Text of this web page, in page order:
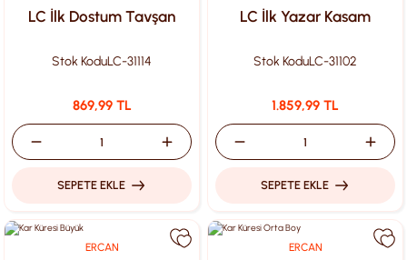
LC İlk Dostum Tavşan
Stok KoduLC-31114
869,99 TL
SEPETE EKLE
LC İlk Yazar Kasam
Stok KoduLC-31102
1.859,99 TL
SEPETE EKLE
ERCAN ERCAN